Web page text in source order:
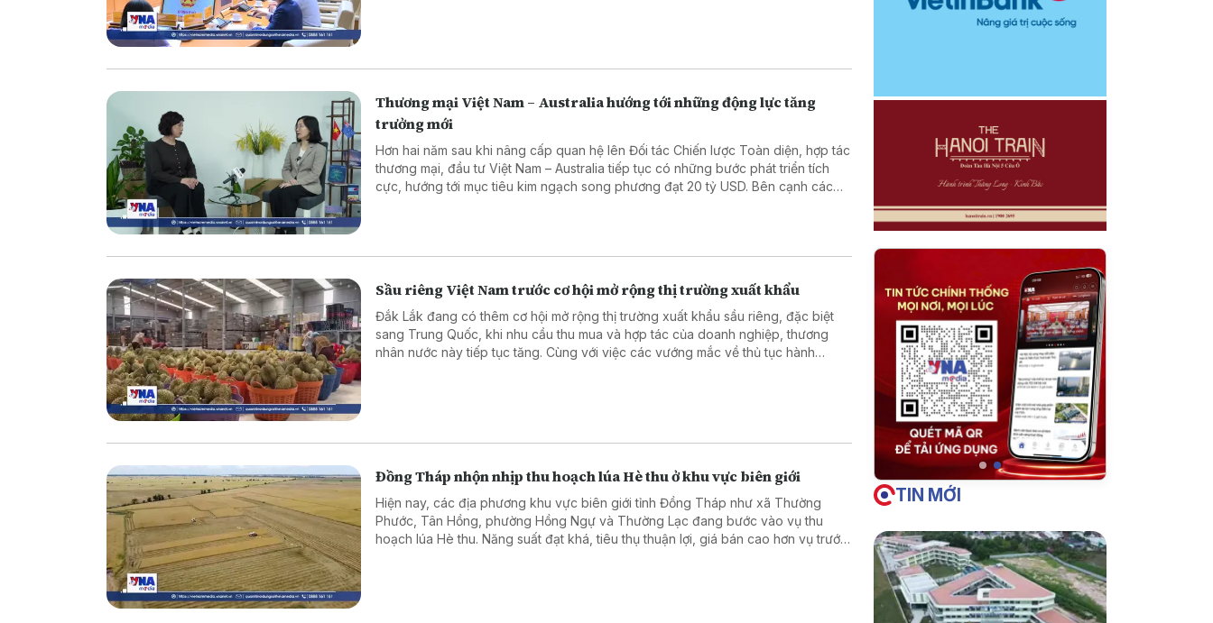
Thương mại Việt Nam – Australia hướng tới những động lực tăng
trưởng mới
Hơn hai năm sau khi nâng cấp quan hệ lên Đối tác Chiến lược Toàn diện, hợp tác
thương mại, đầu tư Việt Nam – Australia tiếp tục có những bước phát triển tích
cực, hướng tới mục tiêu kim ngạch song phương đạt 20 tỷ USD. Bên cạnh các
Australia, về những động lực mới thúc đẩy quan hệ kinh tế hai nước.
Sầu riêng Việt Nam trước cơ hội mở rộng thị trường xuất khẩu
Đắk Lắk đang có thêm cơ hội mở rộng thị trường xuất khẩu sầu riêng, đặc biệt
sang Trung Quốc, khi nhu cầu thu mua và hợp tác của doanh nghiệp, thương
nhân nước này tiếp tục tăng. Cùng với việc các vướng mắc về thủ tục hành
Đồng Tháp nhộn nhịp thu hoạch lúa Hè thu ở khu vực biên giới
Hiện nay, các địa phương khu vực biên giới tỉnh Đồng Tháp như xã Thường
Phước, Tân Hồng, phường Hồng Ngự và Thường Lạc đang bước vào vụ thu
hoạch lúa Hè thu. Năng suất đạt khá, tiêu thụ thuận lợi, giá bán cao hơn vụ trước,
TIN MỚI